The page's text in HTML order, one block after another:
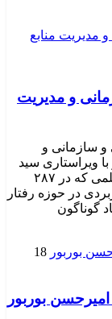
و مدیریت
و سازمانی و
ویراستاری سید
محمدرضا حسینی علی‌آباد منتشر شد. این اثر علمی که در ۲۸۷
در حوزه رفتار
گوناگون
18
بوربور